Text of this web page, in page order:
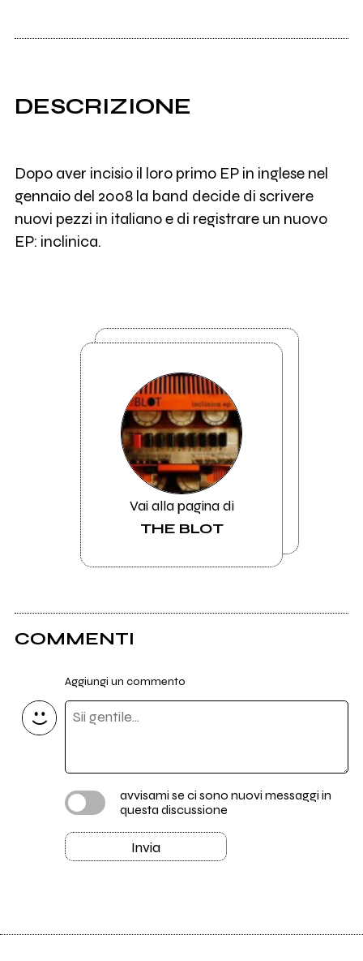
DESCRIZIONE
Dopo aver incisio il loro primo EP in inglese nel
gennaio del 2008 la band decide di scrivere
nuovi pezzi in italiano e di registrare un nuovo
EP: inclinica.
Vai alla pagina di
THE BLOT
COMMENTI
Aggiungi un commento
avvisami se ci sono nuovi messaggi in
questa discussione
Invia